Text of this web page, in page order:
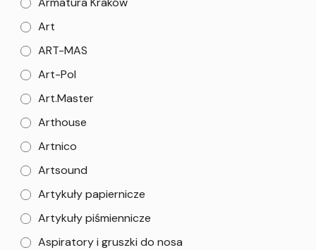
Art
ART-MAS
Art-Pol
Art.Master
Arthouse
Artnico
Artsound
Artykuły papiernicze
Artykuły piśmiennicze
Aspiratory i gruszki do nosa